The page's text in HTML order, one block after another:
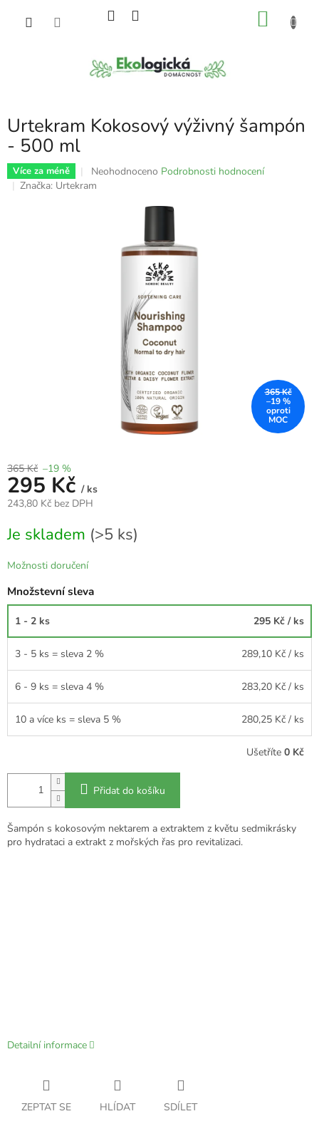
Urtekram Kokosový výživný šampón
- 500 ml
Více za méně
Průměrné
hodnocení
Neohodnoceno Podrobnosti hodnocení
Značka: Urtekram
365 Kč
–19 %
365 Kč –19 %
295 Kč / ks
243,80 Kč bez DPH
cena:
Je skladem (>5 ks)
Možnosti doručení
Množstevní sleva
1 - 2 ks 295 Kč / ks
3 - 5 ks = sleva 2 % 289,10 Kč / ks
6 - 9 ks = sleva 4 % 283,20 Kč / ks
10 a více ks = sleva 5 % 280,25 Kč / ks
Ušetříte 0 Kč
Přidat do košíku
Šampón s kokosovým nektarem a extraktem z květu sedmikrásky
pro hydrataci a extrakt z mořských řas pro revitalizaci.
Detailní informace
ZEPTAT SE HLÍDAT SDÍLET